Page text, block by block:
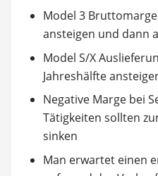
Model 3
ansteigen und dann
Model S/X
Jahreshälfte
Negative Marge bei
Tätigkeiten sollten
sinken
Man erwartet einen